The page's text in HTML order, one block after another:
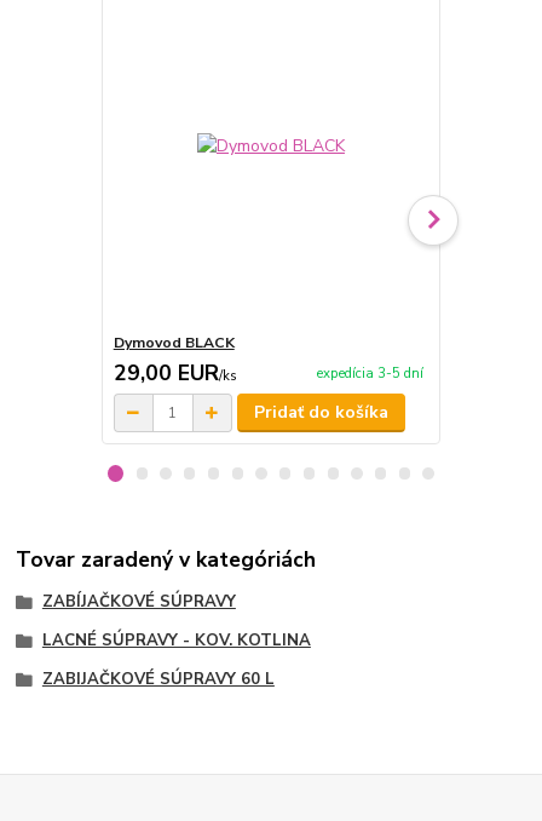
Dymovod BLACK
29,00 EUR/ks expedícia 3-5 dní
Pridať do košíka
Tovar zaradený v kategóriách
ZABÍJAČKOVÉ SÚPRAVY
LACNÉ SÚPRAVY - KOV. KOTLINA
ZABIJAČKOVÉ SÚPRAVY 60 L